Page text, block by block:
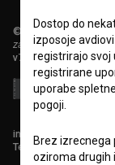
© 2018-2026,
zavod za širjenje
v7.151.0
info@filmoteka.si
Tehnična pomoč:
Dostop do
izposoje
registrirajo svoj
registrirane
uporabe
pogoji.
Brez izrecnega
oziroma drugih